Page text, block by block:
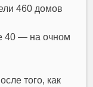
460 домов
40 — на очном
того, как